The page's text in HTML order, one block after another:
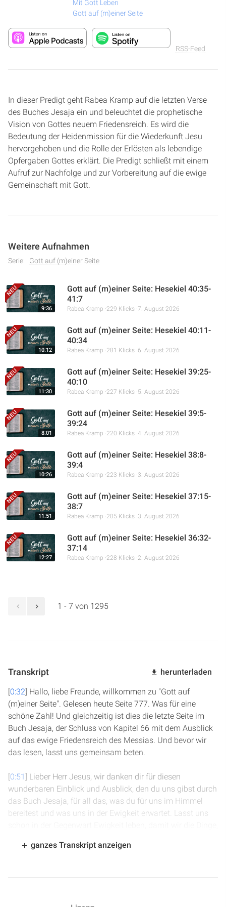
Mit Gott Leben
Gott auf (m)einer Seite
RSS-Feed
In dieser Predigt geht Rabea Kramp auf die letzten Verse
des Buches Jesaja ein und beleuchtet die prophetische
Vision von Gottes neuem Friedensreich. Es wird die
Bedeutung der Heidenmission für die Wiederkunft Jesu
hervorgehoben und die Rolle der Erlösten als lebendige
Opfergaben Gottes erklärt. Die Predigt schließt mit einem
Aufruf zur Nachfolge und zur Vorbereitung auf die ewige
Gemeinschaft mit Gott.
Weitere Aufnahmen
Serie: Gott auf (m)einer Seite
9:36
Gott auf (m)einer Seite: Hesekiel 40:35-
41:7
Rabea Kramp 229 Klicks 7. August 2026
10:12
Gott auf (m)einer Seite: Hesekiel 40:11-
40:34
Rabea Kramp 281 Klicks 6. August 2026
11:30
Gott auf (m)einer Seite: Hesekiel 39:25-
40:10
Rabea Kramp 227 Klicks 5. August 2026
8:01
Gott auf (m)einer Seite: Hesekiel 39:5-
39:24
Rabea Kramp 220 Klicks 4. August 2026
10:26
Gott auf (m)einer Seite: Hesekiel 38:8-
39:4
Rabea Kramp 223 Klicks 3. August 2026
11:51
Gott auf (m)einer Seite: Hesekiel 37:15-
38:7
Rabea Kramp 205 Klicks 3. August 2026
12:27
Gott auf (m)einer Seite: Hesekiel 36:32-
37:14
Rabea Kramp 228 Klicks 2. August 2026
1 - 7 von 1295
Transkript herunterladen
[0:32] Hallo, liebe Freunde, willkommen zu "Gott auf
(m)einer Seite". Gelesen heute Seite 777. Was für eine
schöne Zahl! Und gleichzeitig ist dies die letzte Seite im
Buch Jesaja, der Schluss von Kapitel 66 mit dem Ausblick
auf das ewige Friedensreich des Messias. Und bevor wir
das lesen, lasst uns gemeinsam beten.
[0:51] Lieber Herr Jesus, wir danken dir für diesen
wunderbaren Einblick und Ausblick, den du uns gibst durch
das Buch Jesaja, für all das, was du für uns im Himmel
bereitest und was uns in der Ewigkeit erwartet. Lasst uns
wir schon im Geiste eigentlich im Himmel sind. In deinem
ganzes Transkript anzeigen